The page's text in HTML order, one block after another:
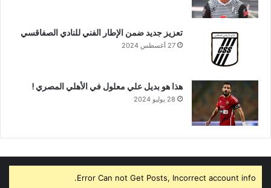
تعزيز جديد ضمن الإطار الفني للنادي الصفاقسي
27 أغسطس 2024
هذا هو بديل علي معلول في الأهلي المصري !
28 يوليو 2024
Error Can not Get Posts, Incorrect account info.